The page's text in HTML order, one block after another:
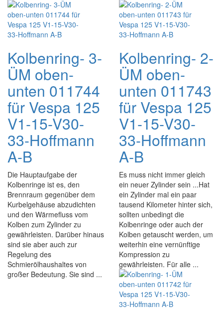
Kolbenring- 3-
ÜM oben-
unten 011744
für Vespa 125
V1-15-V30-
33-Hoffmann
A-B
Die Hauptaufgabe der
Kolbenringe ist es, den
Brennraum gegenüber dem
Kurbelgehäuse abzudichten
und den Wärmefluss vom
Kolben zum Zylinder zu
gewährleisten. Darüber hinaus
sind sie aber auch zur
Regelung des
Schmierölhaushaltes von
großer Bedeutung. Sie sind ...
Kolbenring- 2-
ÜM oben-
unten 011743
für Vespa 125
V1-15-V30-
33-Hoffmann
A-B
Es muss nicht immer gleich
ein neuer Zylinder sein ...Hat
ein Zylinder mal ein paar
tausend Kilometer hinter sich,
sollten unbedingt die
Kolbenringe oder auch der
Kolben getauscht werden, um
weiterhin eine vernünftige
Kompression zu
gewährleisten. Für alle ...